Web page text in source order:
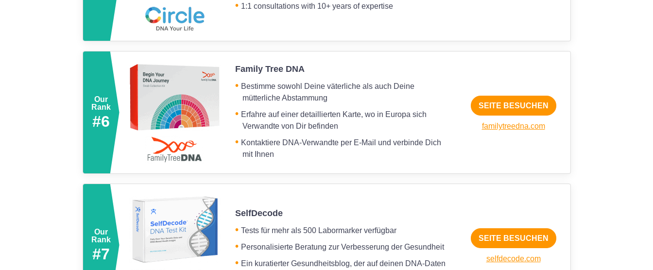
1:1 consultations with 10+ years of expertise
Our
Rank
#6
Family Tree DNA
Bestimme sowohl Deine väterliche als auch Deine
mütterliche Abstammung
Erfahre auf einer detaillierten Karte, wo in Europa sich
Verwandte von Dir befinden
Kontaktiere DNA-Verwandte per E-Mail und verbinde Dich
mit Ihnen
SEITE BESUCHEN
familytreedna.com
Our
Rank
#7
SelfDecode
Tests für mehr als 500 Labormarker verfügbar
Personalisierte Beratung zur Verbesserung der Gesundheit
Ein kuratierter Gesundheitsblog, der auf deinen DNA-Daten
SEITE BESUCHEN
selfdecode.com